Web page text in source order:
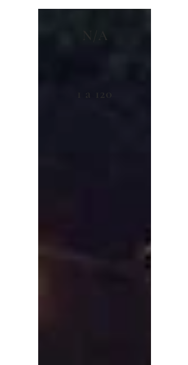
N/A
1 a 120